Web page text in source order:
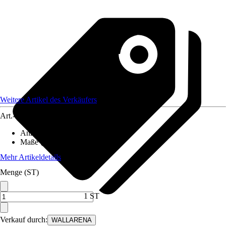
Verkauf durch: WALLARENA
Weitere Artikel des Verkäufers
Art.-Nr.
Anzahl der Teile
Maße (BxH)
Mehr Artikeldetails
Menge (ST)
1 ST